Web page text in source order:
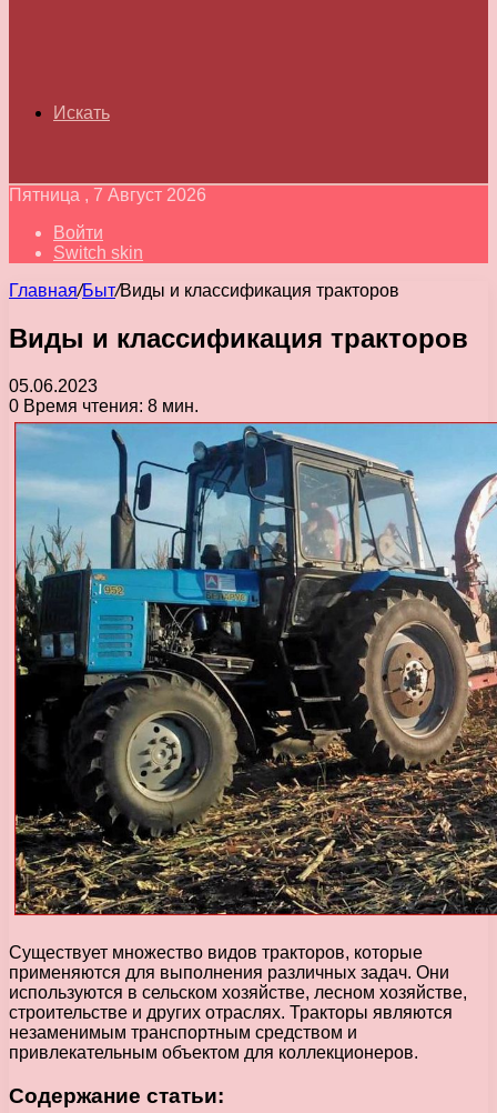
Искать
Пятница , 7 Август 2026
Войти
Switch skin
Главная/Быт/Виды и классификация тракторов
Виды и классификация тракторов
05.06.2023
0 Время чтения: 8 мин.
Существует множество видов тракторов, которые
применяются для выполнения различных задач. Они
используются в сельском хозяйстве, лесном хозяйстве,
строительстве и других отраслях. Тракторы являются
незаменимым транспортным средством и
привлекательным объектом для коллекционеров.
Содержание статьи: